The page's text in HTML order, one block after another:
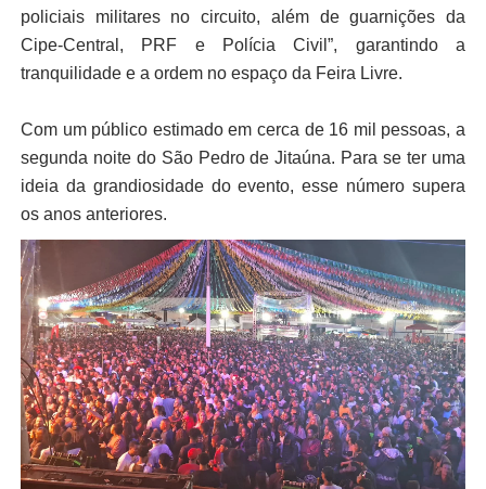
policiais militares no circuito, além de guarnições da
Cipe-Central, PRF e Polícia Civil”, garantindo a
tranquilidade e a ordem no espaço da Feira Livre.
Com um público estimado em cerca de 16 mil pessoas, a
segunda noite do São Pedro de Jitaúna. Para se ter uma
ideia da grandiosidade do evento, esse número supera
os anos anteriores.